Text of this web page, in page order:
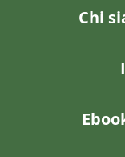
Chi